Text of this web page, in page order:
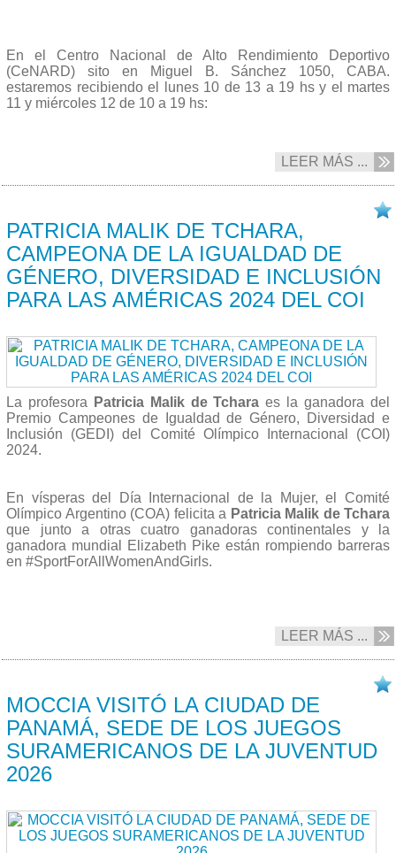
En el Centro Nacional de Alto Rendimiento Deportivo
(CeNARD) sito en Miguel B. Sánchez 1050, CABA.
estaremos recibiendo el lunes 10 de 13 a 19 hs y el martes
11 y miércoles 12 de 10 a 19 hs:
LEER MÁS ...
PATRICIA MALIK DE TCHARA,
CAMPEONA DE LA IGUALDAD DE
GÉNERO, DIVERSIDAD E INCLUSIÓN
PARA LAS AMÉRICAS 2024 DEL COI
La profesora Patricia Malik de Tchara es la ganadora del
Premio Campeones de Igualdad de Género, Diversidad e
Inclusión (GEDI) del Comité Olímpico Internacional (COI)
2024.
En vísperas del Día Internacional de la Mujer, el Comité
Olímpico Argentino (COA) felicita a Patricia Malik de Tchara
que junto a otras cuatro ganadoras continentales y la
ganadora mundial Elizabeth Pike están rompiendo barreras
en #SportForAllWomenAndGirls.
LEER MÁS ...
MOCCIA VISITÓ LA CIUDAD DE
PANAMÁ, SEDE DE LOS JUEGOS
SURAMERICANOS DE LA JUVENTUD
2026